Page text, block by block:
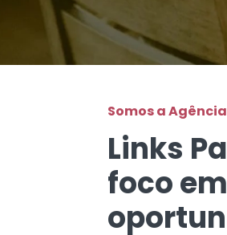
Somos a
Links
foco